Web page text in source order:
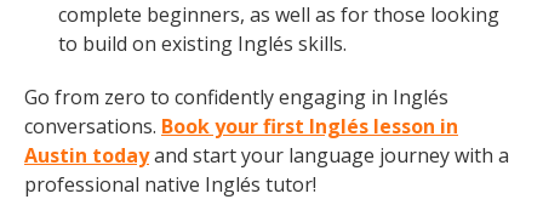
complete beginners, as well as for those looking
to build on existing Inglés skills.
Go from zero to confidently engaging in Inglés
conversations. Book your first Inglés lesson in
Austin todayand start your language journey with a
professional native Inglés tutor!